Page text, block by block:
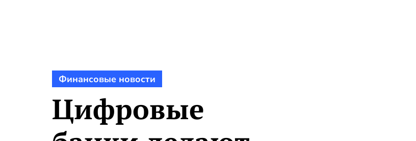
Финансовые новости
Цифровые